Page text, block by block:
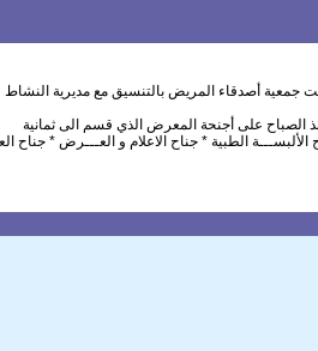
جمعية أصدقاء المريض بالتنسيق مع مديرية النشاط
الصباح على أجنحة المعرض الذي قسم الى ثمانية
الطبية * جناح الاعلام و العـــرض * جناح